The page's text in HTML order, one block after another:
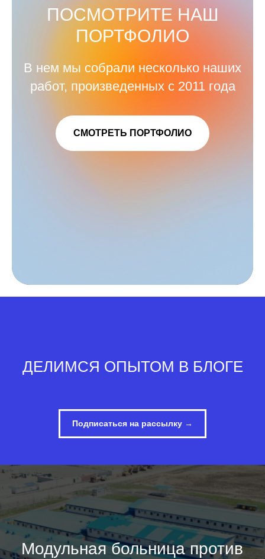
ПОСМОТРИТЕ НАШ
ПОРТФОЛИО
В нем мы собрали несколько наших
работ, произведенных с 2011 года
СМОТРЕТЬ ПОРТФОЛИО
ДЕЛИМСЯ ОПЫТОМ В БЛОГЕ
Подписаться на рассылку →
Модульная больница против